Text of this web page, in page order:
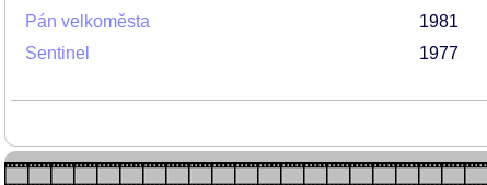
Pán velkoměsta
1981
Sentinel
1977